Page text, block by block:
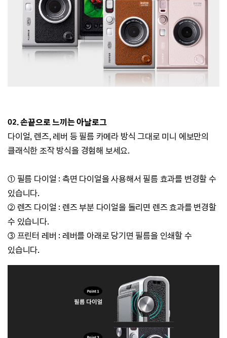
02. 손끝으로 느끼는 아날로그
다이얼, 렌즈, 레버 등 필름 카메라 방식 그대로 미니 에보만의
클래식한 조작 방식을 경험해 보세요.
① 필름 다이얼 : 측면 다이얼을 사용해서 필름 효과를 변경할 수
있습니다.
② 렌즈 다이얼 : 렌즈 부분 다이얼을 돌리면 렌즈 효과를 변경할
수 있습니다.
③ 프린터 레버 : 레버를 아래로 당기면 필름을 인쇄할 수
있습니다.